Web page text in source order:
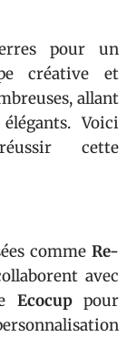
pour un
créative et
allant
Voici
cette
comme Re-
avec
Ecocuppour